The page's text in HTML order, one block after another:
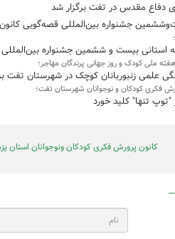
دفاع مقدس در تفت برگزار شد
جشنواره بین‌المللی قصه‌گویی
استانی بیست و ششمین جشنواره
ملی کودک و روز جهانی پرندگان مهاجر؛
علمی زنبوربانان کوچک در شهرستان تفت
فکری کودکان و نوجوانان شهرستان تفت؛
"توپ تنها" کلید خورد
کانون پرورش فکری کودکان ونوجوانان استان